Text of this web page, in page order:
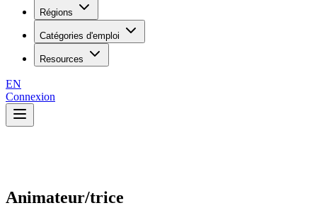
Régions
Catégories d'emploi
Resources
EN
Connexion
Animateur/trice